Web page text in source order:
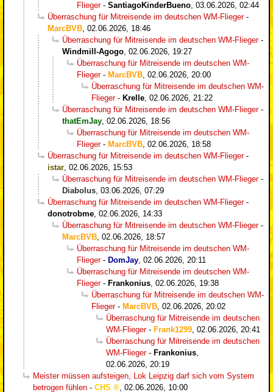
Flieger- SantiagoKinderBueno, 03.06.2026, 02:44
Überraschung für Mitreisende im deutschen WM-Flieger-
MarcBVB, 02.06.2026, 18:46
Überraschung für Mitreisende im deutschen WM-Flieger-
Windmill-Agogo, 02.06.2026, 19:27
Überraschung für Mitreisende im deutschen WM-
Flieger- MarcBVB, 02.06.2026, 20:00
Überraschung für Mitreisende im deutschen WM-
Flieger- Krelle, 02.06.2026, 21:22
Überraschung für Mitreisende im deutschen WM-Flieger-
thatEmJay, 02.06.2026, 18:56
Überraschung für Mitreisende im deutschen WM-
Flieger- MarcBVB, 02.06.2026, 18:58
Überraschung für Mitreisende im deutschen WM-Flieger-
istar, 02.06.2026, 15:53
Überraschung für Mitreisende im deutschen WM-Flieger-
Diabolus, 03.06.2026, 07:29
Überraschung für Mitreisende im deutschen WM-Flieger-
donotrobme, 02.06.2026, 14:33
Überraschung für Mitreisende im deutschen WM-Flieger-
MarcBVB, 02.06.2026, 18:57
Überraschung für Mitreisende im deutschen WM-
Flieger- DomJay, 02.06.2026, 20:11
Überraschung für Mitreisende im deutschen WM-
Flieger- Frankonius, 02.06.2026, 19:38
Überraschung für Mitreisende im deutschen WM-
Flieger- MarcBVB, 02.06.2026, 20:02
Überraschung für Mitreisende im deutschen
WM-Flieger- Frank1299, 02.06.2026, 20:41
Überraschung für Mitreisende im deutschen
WM-Flieger- Frankonius,
02.06.2026, 20:19
Meister müssen aufsteigen, Lok Leipzig darf sich vom System
betrogen fühlen - CHS , 02.06.2026, 10:00